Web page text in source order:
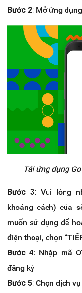
Bước 2: Mở ứng
Tải ứng dụng
Bước 3:Vui lòng
khoảng cách) của
muốn sử dụng để
điện thoại, chọn
Bước 4: Nhập mã
đăng ký
Bước 5: Chọn dịch